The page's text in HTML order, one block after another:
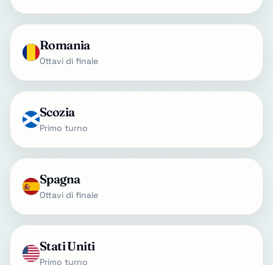
Romania
Ottavi di finale
Scozia
Primo turno
Spagna
Ottavi di finale
Stati Uniti
Primo turno